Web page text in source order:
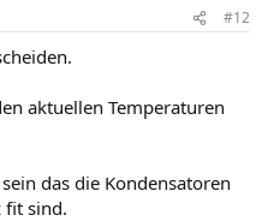
#12
aktuellen Temperaturen
das die Kondensatoren
fit sind.